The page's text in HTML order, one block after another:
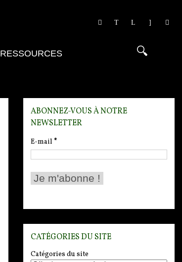
RESSOURCES
ABONNEZ-VOUS À NOTRE
NEWSLETTER
E-mail *
CATÉGORIES DU SITE
Catégories du site